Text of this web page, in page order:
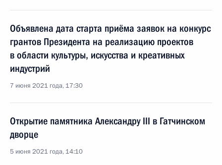
Объявлена дата старта приёма заявок на конкурс
грантов Президента на реализацию проектов
в области культуры, искусства и креативных
индустрий
7 июня 2021 года, 17:30
Открытие памятника Александру III в Гатчинском
дворце
5 июня 2021 года, 14:10